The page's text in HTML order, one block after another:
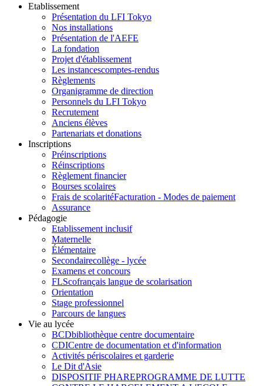
Etablissement
Présentation du LFI Tokyo
Nos installations
Présentation de l'AEFE
La fondation
Projet d'établissement
Les instancescomptes-rendus
Règlements
Organigramme de direction
Personnels du LFI Tokyo
Recrutement
Anciens élèves
Partenariats et donations
Inscriptions
Préinscriptions
Réinscriptions
Règlement financier
Bourses scolaires
Frais de scolaritéFacturation - Modes de paiement
Assurance
Pédagogie
Etablissement inclusif
Maternelle
Élémentaire
Secondairecollège - lycée
Examens et concours
FLScofrançais langue de scolarisation
Orientation
Stage professionnel
Parcours de langues
Vie au lycée
BCDbibliothèque centre documentaire
CDICentre de documentation et d'information
Activités périscolaires et garderie
Le Dit d'Asie
DISPOSITIF PHAREPROGRAMME DE LUTTE